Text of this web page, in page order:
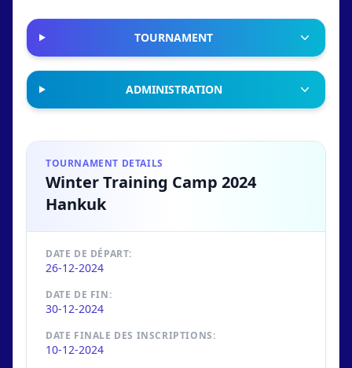
TOURNAMENT
ADMINISTRATION
TOURNAMENT DETAILS
Winter Training Camp 2024
Hankuk
DATE DE DÉPART:
26-12-2024
DATE DE FIN:
30-12-2024
DATE FINALE DES INSCRIPTIONS:
10-12-2024